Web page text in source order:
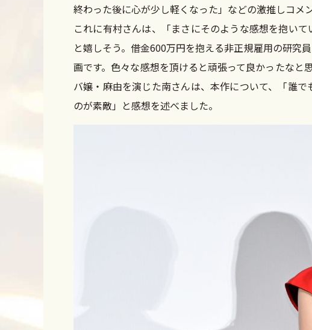
終わった後に心が少し軽くなった」などの激推しコメ
これに有村さんは、「まさにそのような感想を抱い
と嬉しそう。借金600万円を抱える非正規雇用の研究
画です。色々な感想を頂けると頑張って良かったな
バ嬢・麻由を演じた南さんは、本作について、「誰
のが素敵」と感想を述べました。